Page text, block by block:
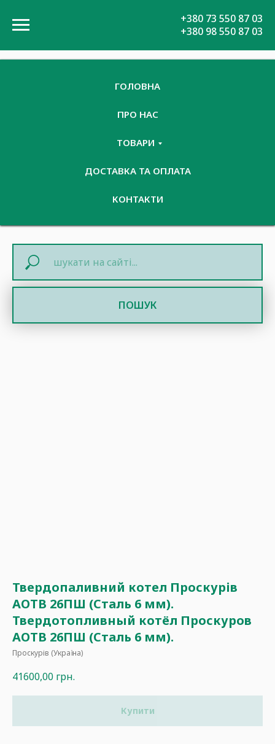
+380 73 550 87 03
+380 98 550 87 03
ГОЛОВНА
ПРО НАС
ТОВАРИ
ДОСТАВКА ТА ОПЛАТА
КОНТАКТИ
ПОШУК
Твердопаливний котел Проскурів
АОТВ 26ПШ (Сталь 6 мм).
Твердотопливный котёл Проскуров
АОТВ 26ПШ (Сталь 6 мм).
Проскурів (Україна)
41600,00 грн.
Купити